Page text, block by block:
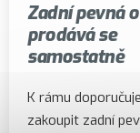
Zadní pevná
prodává se
samostatně
K rámu
zakoupit zadní